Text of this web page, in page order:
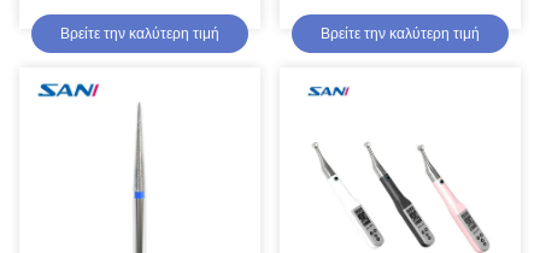
Βρείτε την καλύτερη τιμή Βρείτε την καλύτερη τιμή